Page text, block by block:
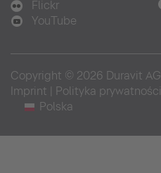
Flickr
YouTube
Copyright © 2026 Duravit AG
Imprint
Polityka prywatności
Polska